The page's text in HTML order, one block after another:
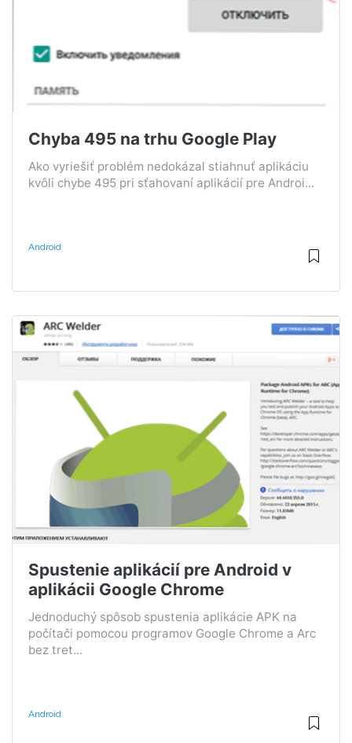
Chyba 495 na trhu Google Play
Ako vyriešiť problém nedokázal stiahnuť aplikáciu
kvôli chybe 495 pri sťahovaní aplikácií pre Androi...
Android
Spustenie aplikácií pre Android v
aplikácii Google Chrome
Jednoduchý spôsob spustenia aplikácie APK na
počítači pomocou programov Google Chrome a Arc
bez tret...
Android